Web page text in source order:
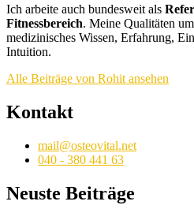
Ich arbeite auch bundesweit als
Fitnessbereich. Meine Qualitäten
medizinisches Wissen, Erfahrung,
Intuition.
Alle Beiträge von Rohit ansehen
Kontakt
mail@osteovital.net
040 - 380 441 63
Neuste Beiträge